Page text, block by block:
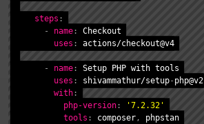
steps :
-
name:
Checkout
uses : actions/checkout@v4
- name:
Setup PHP with tools
uses : shivammathur/setup- php@v2
with:
php-version:
'7.2.32'
tools : composer, phpstan